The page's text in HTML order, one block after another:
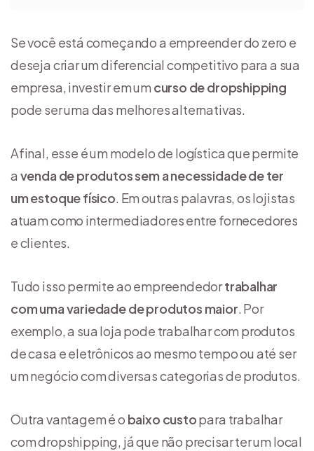
Se você está começando a empreender do zero e
deseja criar um diferencial competitivo para a sua
empresa, investir em um curso de dropshipping
pode ser uma das melhores alternativas.
Afinal, esse é um modelo de logística que permite
a venda de produtos sem a necessidade de ter
um estoque físico. Em outras palavras, os lojistas
atuam como intermediadores entre fornecedores
e clientes.
Tudo isso permite ao empreendedortrabalhar
com uma variedade de produtos maior. Por
exemplo, a sua loja pode trabalhar com produtos
de casa e eletrônicos ao mesmo tempo ou até ser
um negócio com diversas categorias de produtos.
Outra vantagem é o baixo custopara trabalhar
com dropshipping, já que não precisar ter um local